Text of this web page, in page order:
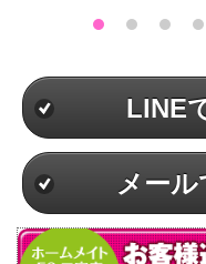
LINE
メー